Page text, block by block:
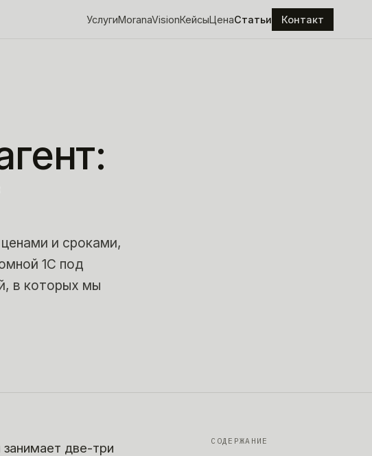
УслугиMoranaVisionКейсыЦенаСтатьи Контакт
и сроками,
1С под
в которых мы
две-три
СОДЕРЖАНИЕ